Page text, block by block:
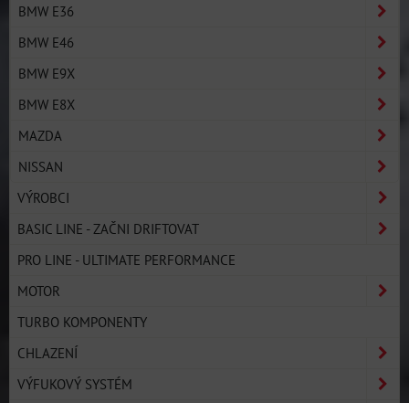
BMW E36
BMW E46
BMW E9X
BMW E8X
MAZDA
NISSAN
VÝROBCI
BASIC LINE - ZAČNI DRIFTOVAT
PRO LINE - ULTIMATE PERFORMANCE
MOTOR
TURBO KOMPONENTY
CHLAZENÍ
VÝFUKOVÝ SYSTÉM